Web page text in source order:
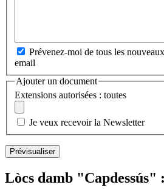
Prévenez-moi de tous les
email
Ajouter un document
Extensions autorisées : toutes
Je veux recevoir la Newsletter
Lòcs damb "Capdessús" :